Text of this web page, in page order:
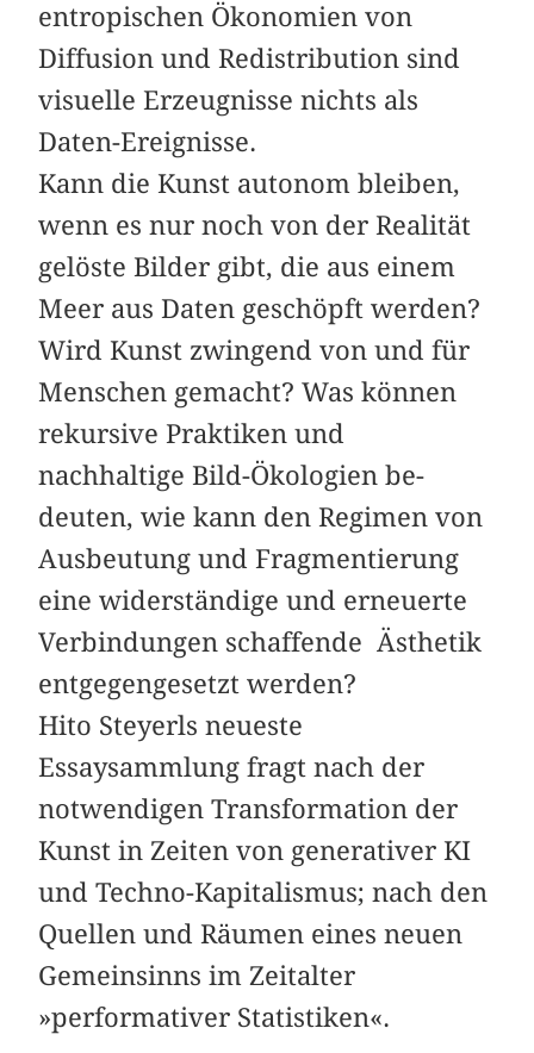
entropischen Ökonomien von
Diffusion und Redistribution sind
visuelle Erzeugnisse nichts als
Daten-­Ereignisse.
Kann die Kunst autonom bleiben,
wenn es nur noch von der Realität
gelöste Bilder gibt, die aus einem
Meer aus Daten geschöpft werden?
Wird Kunst zwingend von und für
Menschen gemacht? Was können
rekursive Praktiken und
nachhaltige Bild-­Ökologien be­
deuten, wie kann den Regimen von
Ausbeutung und Fragmentierung
eine widerständige und erneuerte
Verbindungen schaffende ­Ästhetik
entgegengesetzt werden?
Hito Steyerls neueste
Essaysammlung fragt nach der
notwendigen Transformation der
Kunst in Zeiten von generativer KI
und Techno-Kapitalismus; nach den
Quellen und Räumen eines neuen
Gemeinsinns im Zeitalter
»performativer Statistiken«.